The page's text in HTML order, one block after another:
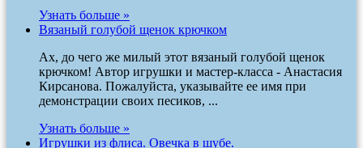
Узнать больше »
Вязаный голубой щенок крючком
Ах, до чего же милый этот вязаный голубой щенок
крючком! Автор игрушки и мастер-класса - Анастасия
Кирсанова. Пожалуйста, указывайте ее имя при
демонстрации своих песиков, ...
Узнать больше »
Игрушки из флиса. Овечка в шубе.